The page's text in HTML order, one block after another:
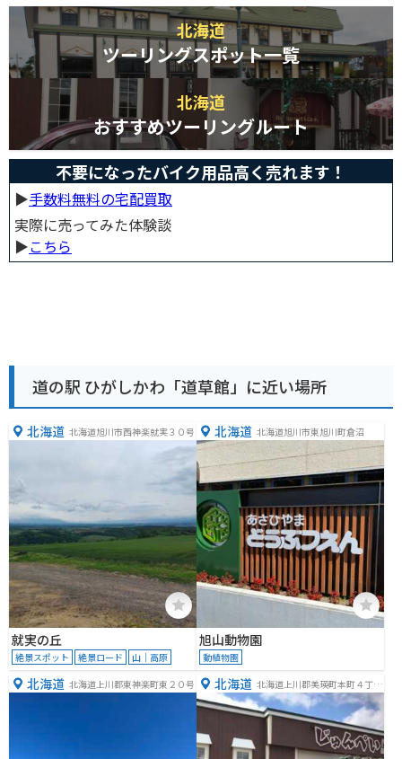
北海道
ツーリングスポット一覧
北海道
おすすめツーリングルート
不要になったバイク用品高く売れます！
▶︎手数料無料の宅配買取
実際に売ってみた体験談
▶︎こちら
道の駅 ひがしかわ「道草館」に近い場所
北海道 北海道旭川市西神楽就実３０号
就実の丘
絶景スポット 絶景ロード 山｜高原
北海道 北海道旭川市東旭川町倉沼
旭山動物園
動植物園
北海道 北海道上川郡東神楽町東２０号 北海道 北海道上川郡美瑛町本町４丁目
４−１０